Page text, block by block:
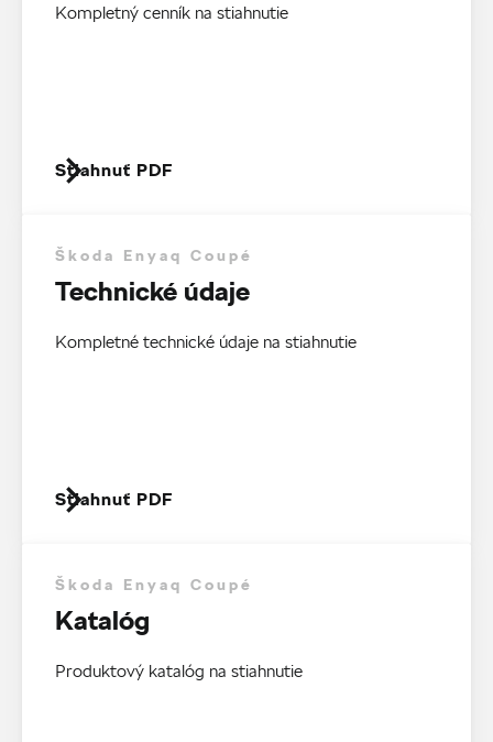
Kompletný cenník na stiahnutie
Stiahnuť PDF
Škoda Enyaq Coupé
Technické údaje
Kompletné technické údaje na stiahnutie
Stiahnuť PDF
Škoda Enyaq Coupé
Katalóg
Produktový katalóg na stiahnutie